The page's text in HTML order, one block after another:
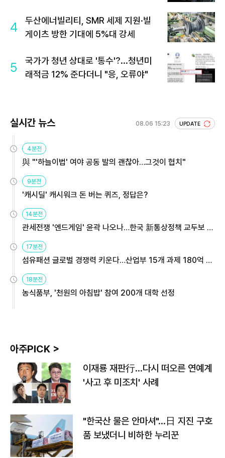
4
두산에너빌리티, SMR 세제 지원·빌
게이츠 방한 기대에 5%대 강세
5
국가가 청년 상대로 '통수'?...청년미
래적금 12% 준다더니 "응, 오류야"
실시간 뉴스 08.06 15:23 UPDATE
4분전
與 "'하늘이법' 여야 공동 발의 괜찮아…그것이 협치"
9분전
'캐시딜' 캐시워크 돈 버는 퀴즈, 정답은?
14분전
관세전쟁 '엔드게임' 윤곽 나오나…한국 新통상정책 교두보 활
용해야
17분전
섬유패션 글로벌 경쟁력 키운다…산업부 15개 과제 180억 지
원
18분전
농식품부, '천원의 아침밥' 참여 200개 대학 선정
아주PICK >
이재룡 재판行…다시 떠오른 연예계
'사고 후 미조치' 사례
"한국산 물은 안마셔"…日 지진 구호
품 보냈더니 비하한 누리꾼